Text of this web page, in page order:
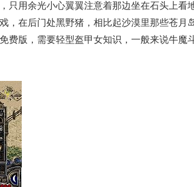
只用余光小心翼翼注意着那边坐在石头上看
，在后门处黑野猪，相比起沙漠里那些苍月
费版，需要轻型盔甲女知识，一般来说牛魔